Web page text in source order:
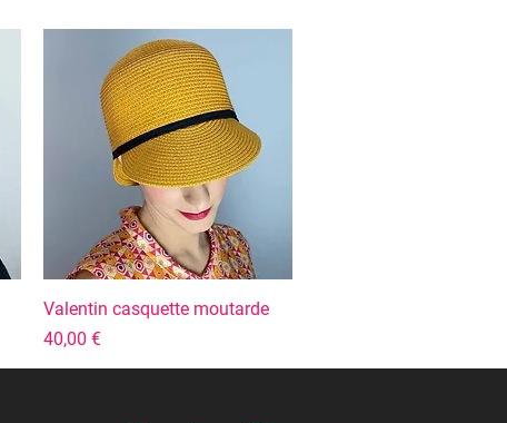
Aperçu rapide
Valentin casquette moutarde
Prix
40,00 €